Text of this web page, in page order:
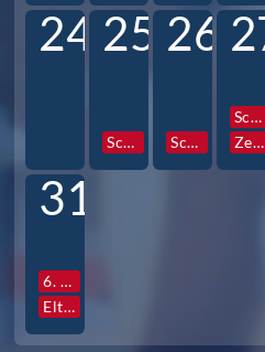
24 25
Schulfotograf
26
Schulfotograf
Schulfotograf
Zentrale Info- und Elternabende 6
31
6. Std. Vollversammlung Jg. S3
Elternabende S3